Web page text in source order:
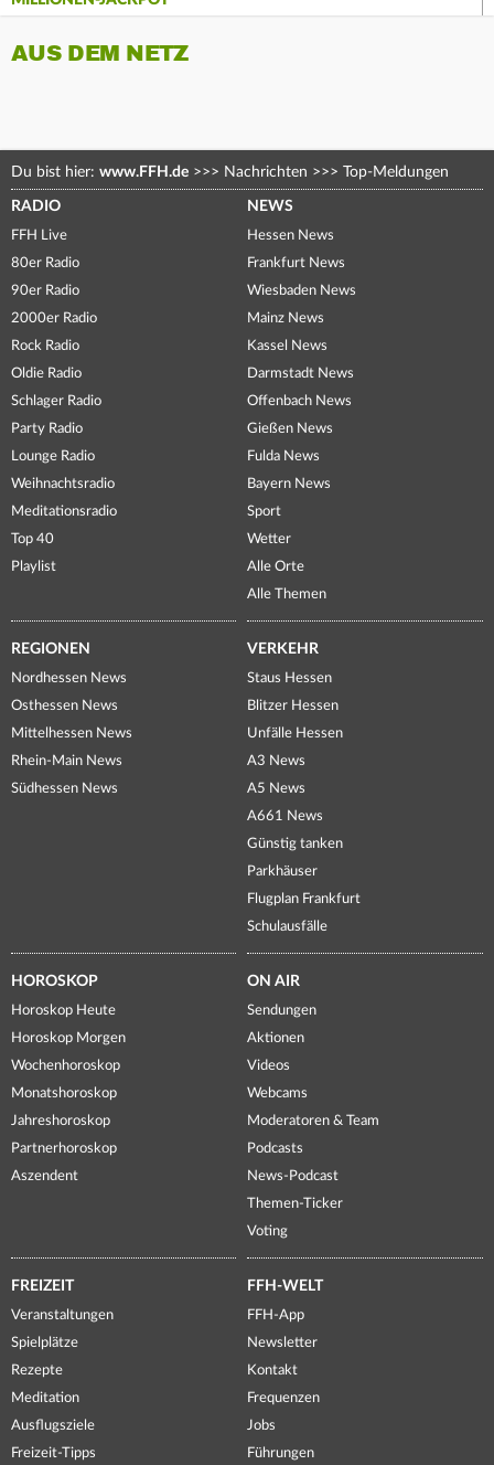
AUS DEM NETZ
Du bist hier: www.FFH.de >>> Nachrichten >>> Top-Meldungen
RADIO
FFH Live
80er Radio
90er Radio
2000er Radio
Rock Radio
Oldie Radio
Schlager Radio
Party Radio
Lounge Radio
Weihnachtsradio
Meditationsradio
Top 40
Playlist
NEWS
Hessen News
Frankfurt News
Wiesbaden News
Mainz News
Kassel News
Darmstadt News
Offenbach News
Gießen News
Fulda News
Bayern News
Sport
Wetter
Alle Orte
Alle Themen
REGIONEN
Nordhessen News
Osthessen News
Mittelhessen News
Rhein-Main News
Südhessen News
VERKEHR
Staus Hessen
Blitzer Hessen
Unfälle Hessen
A3 News
A5 News
A661 News
Günstig tanken
Parkhäuser
Flugplan Frankfurt
Schulausfälle
HOROSKOP
Horoskop Heute
Horoskop Morgen
Wochenhoroskop
Monatshoroskop
Jahreshoroskop
Partnerhoroskop
Aszendent
ON AIR
Sendungen
Aktionen
Videos
Webcams
Moderatoren & Team
Podcasts
News-Podcast
Themen-Ticker
Voting
FREIZEIT
Veranstaltungen
Spielplätze
Rezepte
Meditation
Ausflugsziele
Freizeit-Tipps
FFH-WELT
FFH-App
Newsletter
Kontakt
Frequenzen
Jobs
Führungen